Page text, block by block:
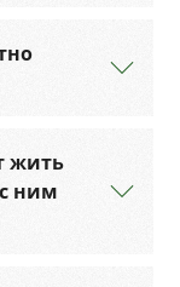
жить
ним